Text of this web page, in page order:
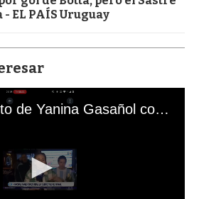
EL PAÍS Uruguay
El mal momento de Yanina Gasañol con un hincha argentino en "Subrayado"